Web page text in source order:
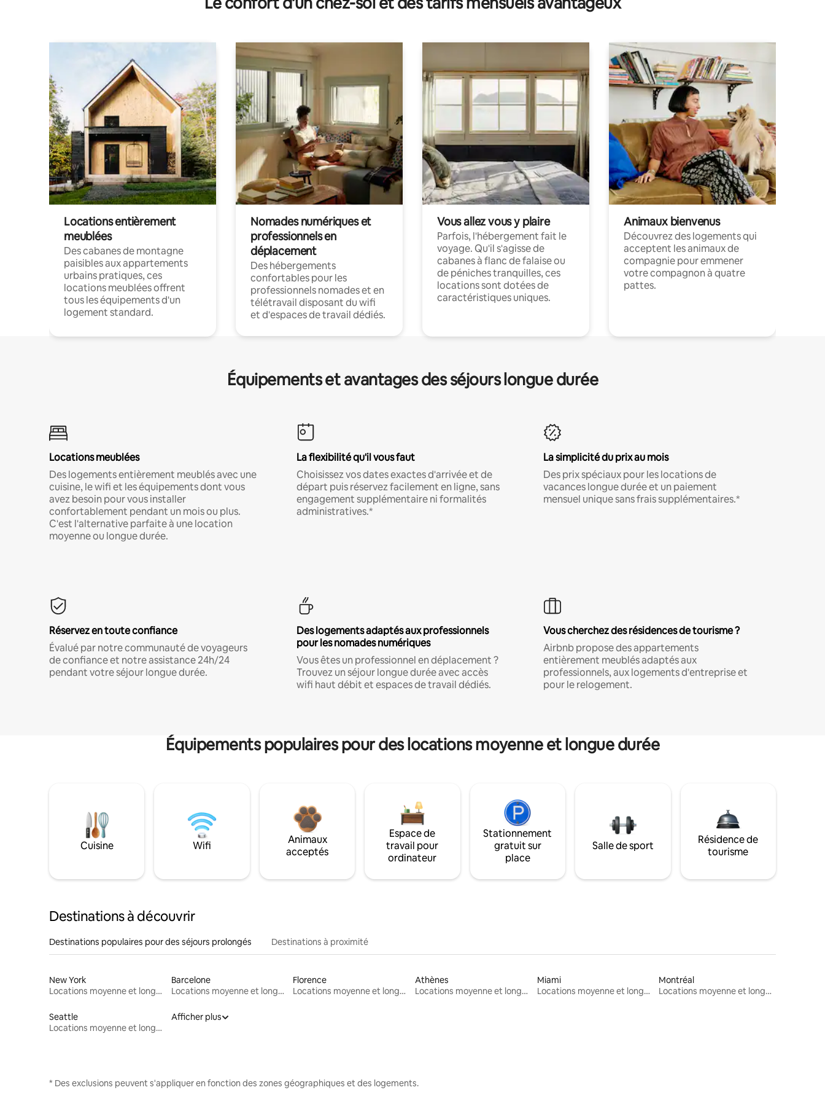
Locations entièrement
meublées
Des cabanes de montagne
paisibles aux appartements
urbains pratiques, ces
locations meublées offrent
tous les équipements d'un
logement standard.
Nomades numériques et
professionnels en
déplacement
Des hébergements
confortables pour les
professionnels nomades et en
télétravail disposant du wifi
et d'espaces de travail dédiés.
Vous allez vous y plaire
Parfois, l'hébergement fait le
voyage. Qu'il s'agisse de
cabanes à flanc de falaise ou
de péniches tranquilles, ces
locations sont dotées de
caractéristiques uniques.
Animaux bienvenus
Découvrez des logements qui
acceptent les animaux de
compagnie pour emmener
votre compagnon à quatre
pattes.
Équipements et avantages des séjours longue durée
Locations meublées
Des logements entièrement meublés avec une
cuisine, le wifi et les équipements dont vous
avez besoin pour vous installer
confortablement pendant un mois ou plus.
C'est l'alternative parfaite à une location
moyenne ou longue durée.
La flexibilité qu'il vous faut
Choisissez vos dates exactes d'arrivée et de
départ puis réservez facilement en ligne, sans
engagement supplémentaire ni formalités
administratives.*
La simplicité du prix au mois
Des prix spéciaux pour les locations de
vacances longue durée et un paiement
mensuel unique sans frais supplémentaires.*
Réservez en toute confiance
Évalué par notre communauté de voyageurs
de confiance et notre assistance 24h/24
pendant votre séjour longue durée.
Des logements adaptés aux professionnels
pour les nomades numériques
Vous êtes un professionnel en déplacement ?
Trouvez un séjour longue durée avec accès
wifi haut débit et espaces de travail dédiés.
Vous cherchez des résidences de tourisme ?
Airbnb propose des appartements
entièrement meublés adaptés aux
professionnels, aux logements d'entreprise et
pour le relogement.
Équipements populaires pour des locations moyenne et longue durée
Cuisine Wifi
Animaux
acceptés
Espace de
travail pour
ordinateur
Stationnement
gratuit sur
place
Salle de sport
Résidence de
tourisme
Destinations à découvrir
Destinations populaires pour des séjours prolongés Destinations à proximité
New York
Locations moyenne et longue durée
Barcelone
Locations moyenne et longue durée
Florence
Locations moyenne et longue durée
Athènes
Locations moyenne et longue durée
Miami
Locations moyenne et longue durée
Montréal
Locations moyenne et longue durée
Seattle
Locations moyenne et longue durée
Afficher plus
* Des exclusions peuvent s'appliquer en fonction des zones géographiques et des logements.